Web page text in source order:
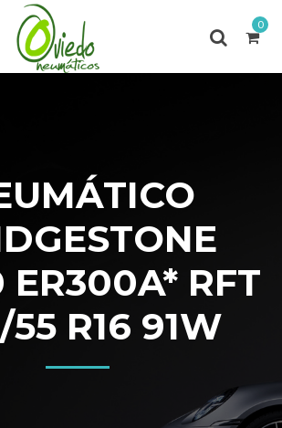
0
ER300A* RFT
R16 91W